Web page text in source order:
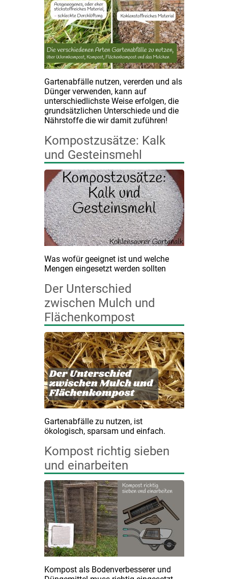
Gartenabfälle nutzen, vererden und als
Dünger verwenden, kann auf
unterschiedlichste Weise erfolgen, die
grundsätzlichen Unterschiede und die
Nährstoffe die wir damit zuführen!
Kompostzusätze: Kalk
und Gesteinsmehl
Was wofür geeignet ist und welche
Mengen eingesetzt werden sollten
Der Unterschied
zwischen Mulch und
Flächenkompost
Gartenabfälle zu nutzen, ist
ökologisch, sparsam und einfach.
Kompost richtig sieben
und einarbeiten
Kompost als Bodenverbesserer und